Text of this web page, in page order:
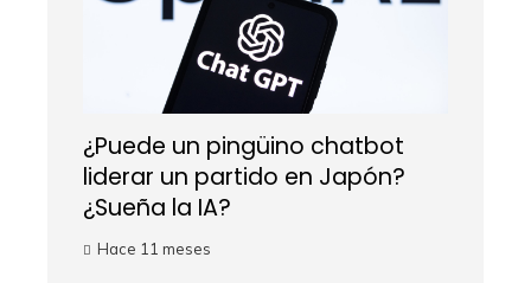
¿Puede un pingüino chatbot
liderar un partido en Japón?
¿Sueña la IA?
Hace 11 meses